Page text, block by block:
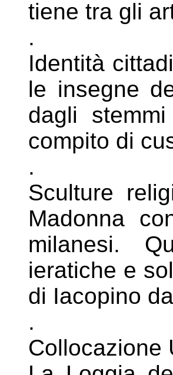
tiene tra gli
.
Identità
le insegne
dagli
compito di
.
Sculture
Madonna
milanesi.
ieratiche e
di Iacopino
.
Collocazione